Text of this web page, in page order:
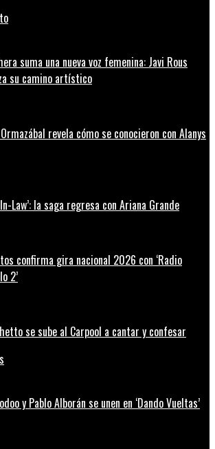
suma una nueva voz femenina: Javi Rous
su camino artístico
revela cómo se conocieron con Alanys
Law’: la saga regresa con Ariana Grande
confirma gira nacional 2026 con ‘Radio
2’
se sube al Carpool a cantar y confesar
y Pablo Alborán se unen en ‘Dando Vueltas’